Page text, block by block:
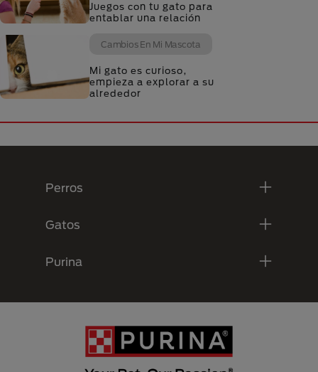
Juegos con tu gato para
entablar una relación
Cambios En Mi Mascota
Mi gato es curioso,
empieza a explorar a su
alrededor
Perros
Gatos
Purina